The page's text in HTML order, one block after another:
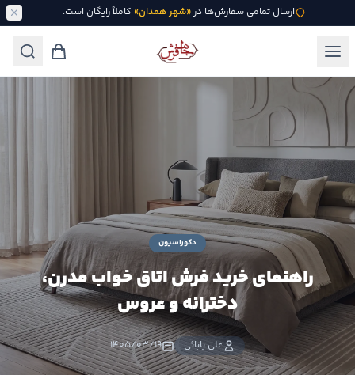
ارسال تمامی سفارش‌ها در«شهر همدان» کاملاً رایگان است.
دکوراسیون
راهنمای خرید فرش اتاق خواب مدرن،
دخترانه و عروس
علی بابائی ۱۴۰۵/۰۳/۱۹